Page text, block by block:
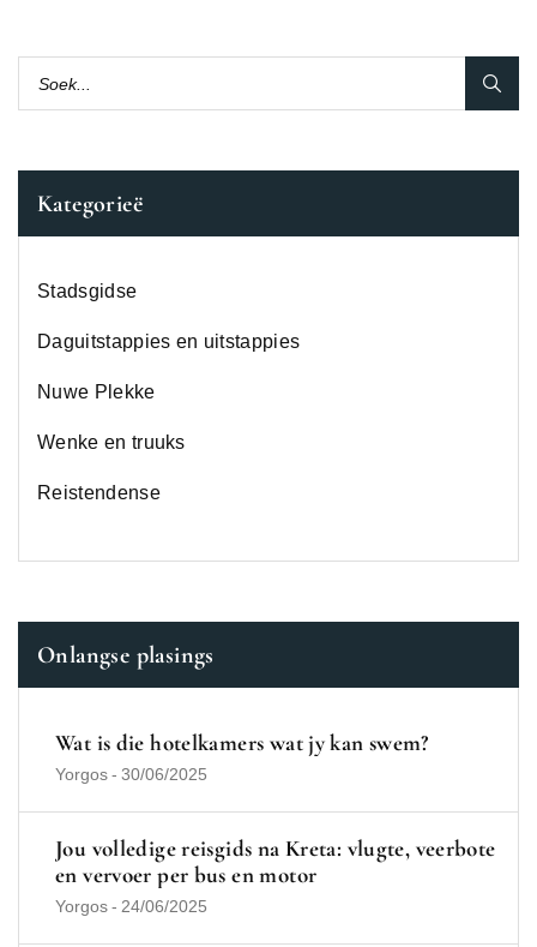
Kategorieë
Stadsgidse
Daguitstappies en uitstappies
Nuwe Plekke
Wenke en truuks
Reistendense
Onlangse plasings
Wat is die hotelkamers wat jy kan swem?
Yorgos- 30/06/2025
Jou volledige reisgids na Kreta: vlugte, veerbote
en vervoer per bus en motor
Yorgos- 24/06/2025